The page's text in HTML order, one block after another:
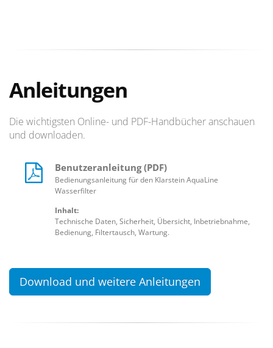
Anleitungen
Die wichtigsten Online- und PDF-Handbücher anschauen
und downloaden.
Benutzeranleitung (PDF)
Bedienungsanleitung für den Klarstein AquaLine
Wasserfilter
Inhalt:
Technische Daten, Sicherheit, Übersicht, Inbetriebnahme,
Bedienung, Filtertausch, Wartung.
Download und weitere Anleitungen